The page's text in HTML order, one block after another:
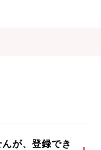
が、登録でき